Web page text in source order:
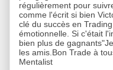
régulièrement pour
comme l'écrit si bien
clé du succès en
émotionnelle. Si c'était
bien plus de
les amis.Bon Trade à
Mentalist